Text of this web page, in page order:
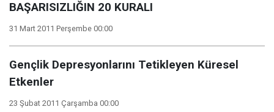
BAŞARISIZLIĞIN 20 KURALI
31 Mart 2011 Perşembe 00:00
Gençlik Depresyonlarını Tetikleyen Küresel
Etkenler
23 Şubat 2011 Çarşamba 00:00